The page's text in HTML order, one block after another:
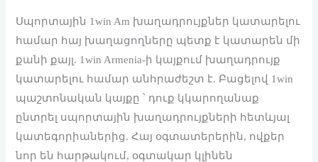
Սպորտային 1win Am խաղադրույքներ կատարելու
համար հայ խաղացողները պետք է կատարեն մի
քանի քայլ. 1win Armenia-ի կայքում խաղադրույք
կատարելու համար անհրաժեշտ է. Բացելով 1win
պաշտոնական կայքը ՝ դուք կկարողանաք
ընտրել սպորտային խաղադրույքների հետևյալ
կատեգորիաներից. Հայ օգտատերերին, ովքեր
նոր են հարթակում, օգտակար կլինեն